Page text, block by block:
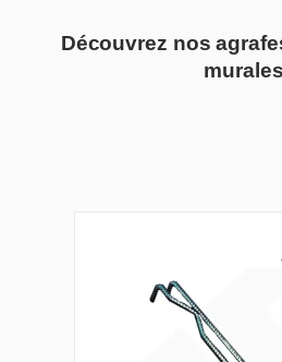
Découvrez nos
murales